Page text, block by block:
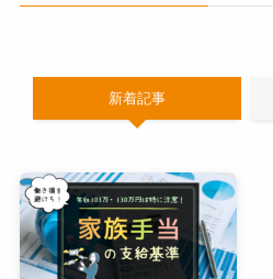
新着記事